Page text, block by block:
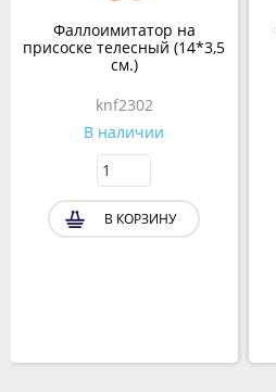
Фаллоимитатор на
присоске телесный (14*3,5
см.)
knf2302
В наличии
В КОРЗИНУ